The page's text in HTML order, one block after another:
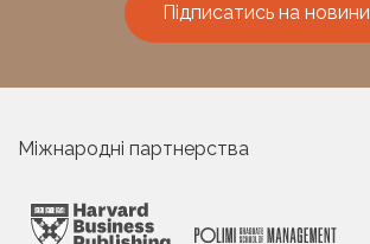
Підписатись на новини
Міжнародні партнерства